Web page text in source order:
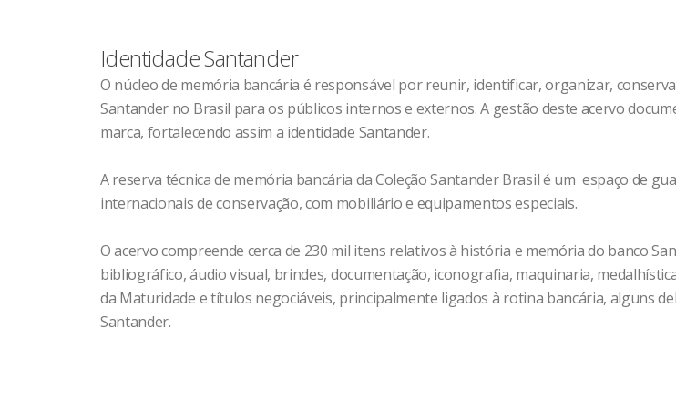
Identidade Santander
O núcleo de memória bancária é responsável por reunir, identificar, organizar,
Santander no Brasil para os públicos internos e externos. A gestão deste acervo
marca, fortalecendo assim a identidade Santander.
A reserva técnica de memória bancária da Coleção Santander Brasil é um espaço de
internacionais de conservação, com mobiliário e equipamentos especiais.
O acervo compreende cerca de 230 mil itens relativos à história e memória do banco
bibliográfico, áudio visual, brindes, documentação, iconografia, maquinaria,
da Maturidade e títulos negociáveis, principalmente ligados à rotina bancária, alguns
Santander.